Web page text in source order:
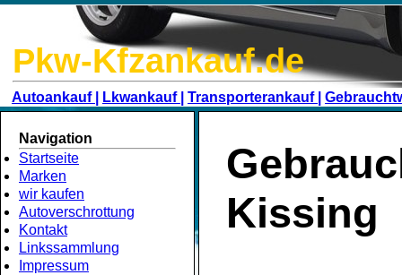
Pkw-Kfzankauf.de
Autoankauf | Lkwankauf | Transporterankauf |
Navigation
Startseite
Marken
wir kaufen
Autoverschrottung
Kontakt
Linkssammlung
Impressum
Kissing